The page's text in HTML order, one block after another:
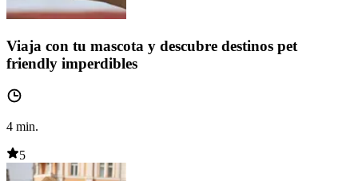
Viaja con tu mascota y descubre destinos pet
friendly imperdibles
4 min.
5